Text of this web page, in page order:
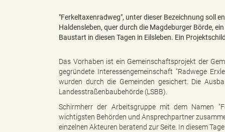
"Ferkeltaxenradweg", unter dieser Bezeichnung soll
Haldensleben, quer durch die Magdeburger Börde,
Baustart in diesen Tagen in Eilsleben. Ein
Das Vorhaben ist ein Gemeinschaftsprojekt der
gegründete Interessengemeinschaft "Radwege
wurden durch die Gemeinden gesichert. Die
Landesstraßenbaubehörde (LSBB).
Schirmherr der Arbeitsgruppe mit dem Namen
wichtigsten Behörden und Ansprechpartner
einzelnen Akteuren beratend zur Seite. In diesem